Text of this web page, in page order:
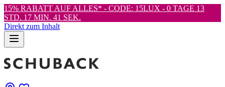
15% RABATT AUF ALLES* - CODE: 15LUX - 0 TAGE 13
STD. 17 MIN. 41 SEK.
Direkt zum Inhalt